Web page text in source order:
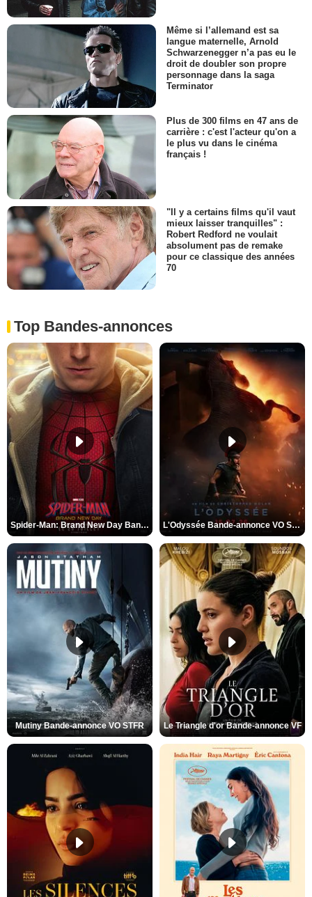
Même si l’allemand est sa
langue maternelle, Arnold
Schwarzenegger n’a pas eu le
droit de doubler son propre
personnage dans la saga
Terminator
Plus de 300 films en 47 ans de
carrière : c'est l'acteur qu'on a
le plus vu dans le cinéma
français !
"Il y a certains films qu'il vaut
mieux laisser tranquilles" :
Robert Redford ne voulait
absolument pas de remake
pour ce classique des années
70
Top Bandes-annonces
Spider-Man: Brand New Day Bande-annonce VO STFR L'Odyssée Bande-annonce VO STFR
Mutiny Bande-annonce VO STFR Le Triangle d'or Bande-annonce VF